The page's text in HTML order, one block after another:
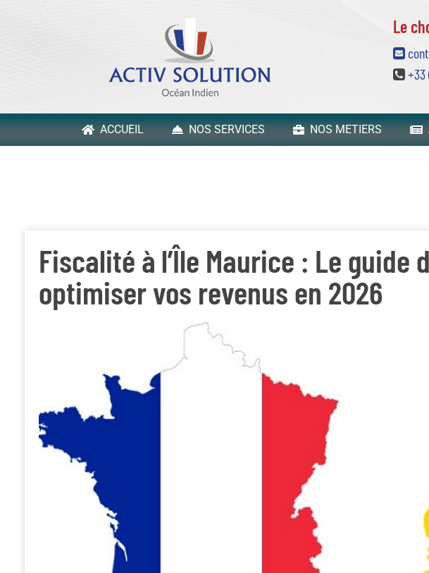
Le
+33
ACCUEIL NOS SERVICES NOS METIERS
Fiscalité à l’Île Maurice : Le
optimiser vos revenus en 2026